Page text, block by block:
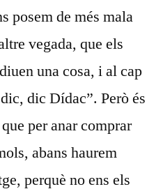
posem de més mala
vegada, que els
una cosa, i al cap
dic Dídac”. Però és
per anar comprar
abans haurem
perquè no ens els